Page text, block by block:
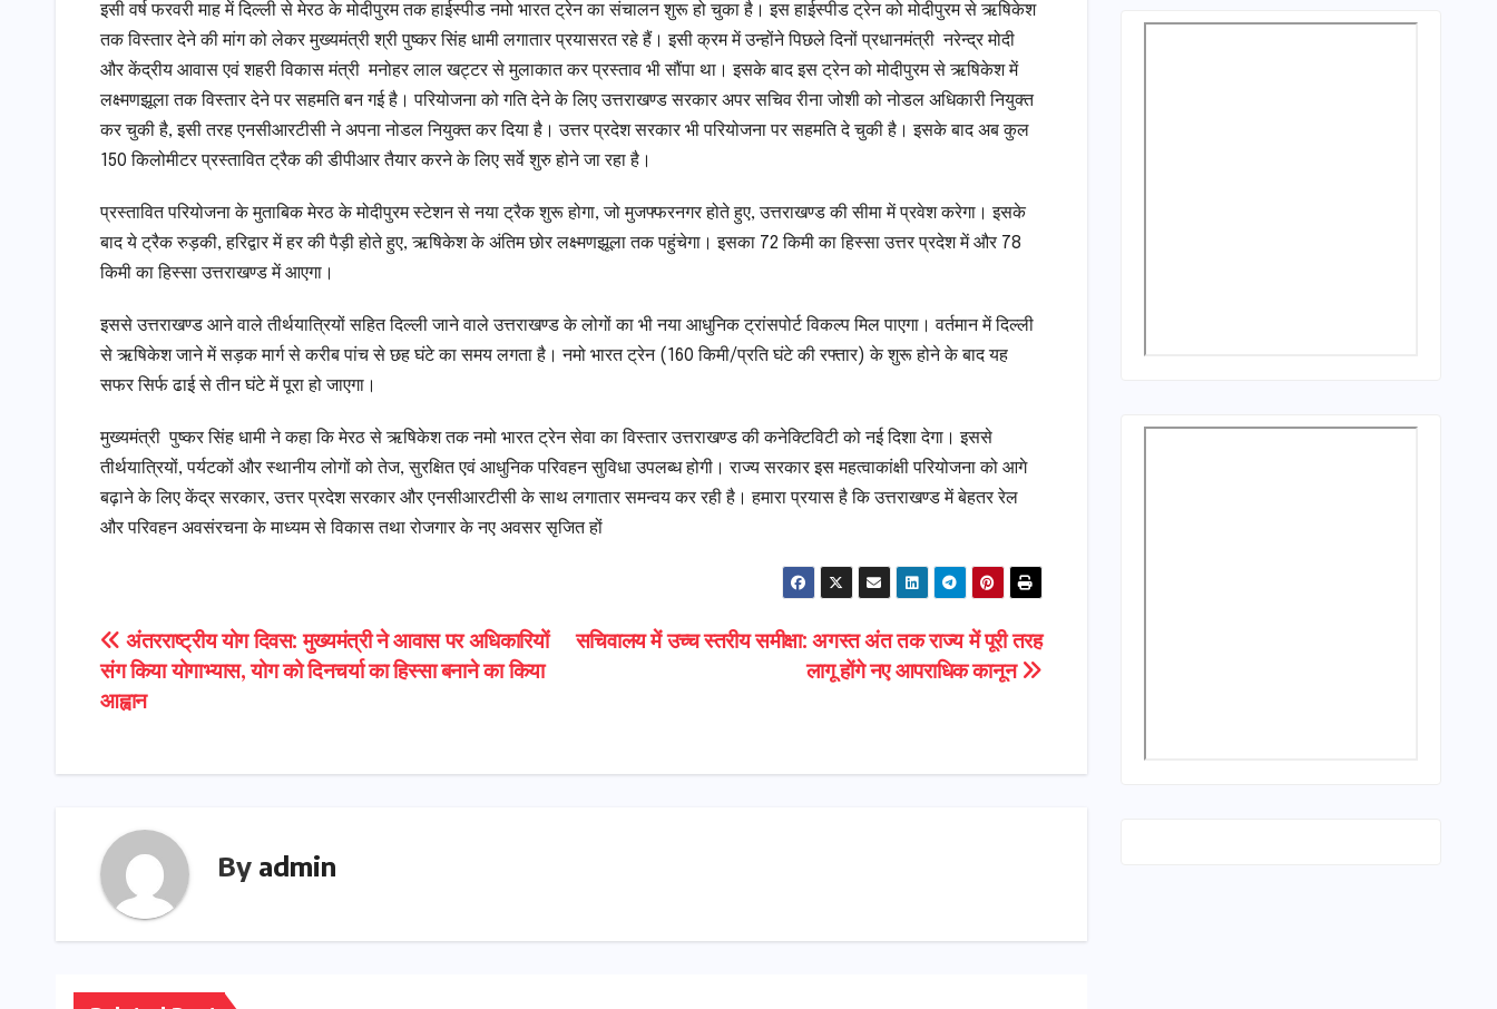
इसी वर्ष फरवरी माह में दिल्ली से मेरठ के मोदीपुरम तक हाईस्पीड नमो भारत ट्रेन का संचालन शुरू हो चुका है। इस हाईस्पीड ट्रेन को मोदीपुरम से ऋषिकेश
तक विस्तार देने की मांग को लेकर मुख्यमंत्री श्री पुष्कर सिंह धामी लगातार प्रयासरत रहे हैं। इसी क्रम में उन्होंने पिछले दिनों प्रधानमंत्री नरेन्द्र मोदी
और केंद्रीय आवास एवं शहरी विकास मंत्री मनोहर लाल खट्टर से मुलाकात कर प्रस्ताव भी सौंपा था। इसके बाद इस ट्रेन को मोदीपुरम से ऋषिकेश में
लक्ष्मणझूला तक विस्तार देने पर सहमति बन गई है। परियोजना को गति देने के लिए उत्तराखण्ड सरकार अपर सचिव रीना जोशी को नोडल अधिकारी नियुक्त
कर चुकी है, इसी तरह एनसीआरटीसी ने अपना नोडल नियुक्त कर दिया है। उत्तर प्रदेश सरकार भी परियोजना पर सहमति दे चुकी है। इसके बाद अब कुल
150 किलोमीटर प्रस्तावित ट्रैक की डीपीआर तैयार करने के लिए सर्वे शुरु होने जा रहा है।
प्रस्तावित परियोजना के मुताबिक मेरठ के मोदीपुरम स्टेशन से नया ट्रैक शुरू होगा, जो मुजफ्फरनगर होते हुए, उत्तराखण्ड की सीमा में प्रवेश करेगा। इसके
बाद ये ट्रैक रुड़की, हरिद्वार में हर की पैड़ी होते हुए, ऋषिकेश के अंतिम छोर लक्ष्मणझूला तक पहुंचेगा। इसका 72 किमी का हिस्सा उत्तर प्रदेश में और 78
किमी का हिस्सा उत्तराखण्ड में आएगा।
इससे उत्तराखण्ड आने वाले तीर्थयात्रियों सहित दिल्ली जाने वाले उत्तराखण्ड के लोगों का भी नया आधुनिक ट्रांसपोर्ट विकल्प मिल पाएगा। वर्तमान में दिल्ली
से ऋषिकेश जाने में सड़क मार्ग से करीब पांच से छह घंटे का समय लगता है। नमो भारत ट्रेन (160 किमी/प्रति घंटे की रफ्तार) के शुरू होने के बाद यह
सफर सिर्फ ढाई से तीन घंटे में पूरा हो जाएगा।
मुख्यमंत्री पुष्कर सिंह धामी ने कहा कि मेरठ से ऋषिकेश तक नमो भारत ट्रेन सेवा का विस्तार उत्तराखण्ड की कनेक्टिविटी को नई दिशा देगा। इससे
तीर्थयात्रियों, पर्यटकों और स्थानीय लोगों को तेज, सुरक्षित एवं आधुनिक परिवहन सुविधा उपलब्ध होगी। राज्य सरकार इस महत्वाकांक्षी परियोजना को आगे
बढ़ाने के लिए केंद्र सरकार, उत्तर प्रदेश सरकार और एनसीआरटीसी के साथ लगातार समन्वय कर रही है। हमारा प्रयास है कि उत्तराखण्ड में बेहतर रेल
और परिवहन अवसंरचना के माध्यम से विकास तथा रोजगार के नए अवसर सृजित हों
Post
navigation
सचिवालय में उच्च स्तरीय समीक्षा: अगस्त अंत तक राज्य में पूरी तरह
लागू होंगे नए आपराधिक कानून
अंतरराष्ट्रीय योग दिवस: मुख्यमंत्री ने आवास पर अधिकारियों
संग किया योगाभ्यास, योग को दिनचर्या का हिस्सा बनाने का किया
आह्वान
By admin